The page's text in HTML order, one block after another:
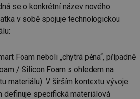
se o konkrétní název nového
v sobě spojuje technologickou
Foam neboli „chytrá pěna“, případně
/ Silicon Foam s ohledem na
materiálu). V širším kontextu vývoje
definuje specifická materiálová